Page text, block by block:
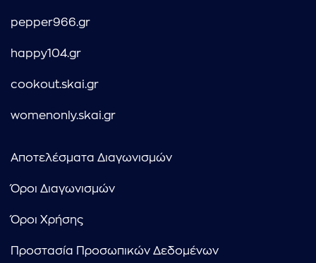
pepper966.gr
happy104.gr
cookout.skai.gr
womenonly.skai.gr
Αποτελέσματα Διαγωνισμών
Όροι Διαγωνισμών
Όροι Χρήσης
Προστασία Προσωπικών Δεδομένων